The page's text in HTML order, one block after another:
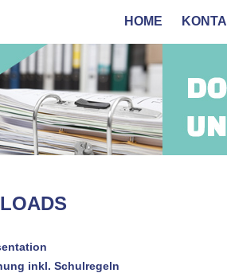
HOME
inkl. Schulregeln